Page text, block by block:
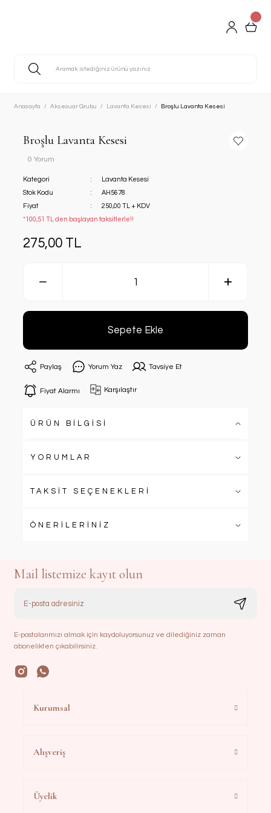
Anasayfa Aksesuar Grubu Lavanta Kesesi Broşlu Lavanta Kesesi
Broşlu Lavanta Kesesi
0 Yorum
Kategori
Lavanta Kesesi
Stok Kodu
AH5678
Fiyat
250,00 TL + KDV
*100,51 TL den başlayan taksitlerle!!
275,00 TL
Sepete Ekle
Paylaş Yorum Yaz Tavsiye Et
Fiyat Alarmı Karşılaştır
ÜRÜN BİLGİSİ
YORUMLAR
TAKSİT SEÇENEKLERİ
ÖNERİLERİNİZ
Mail listemize kayıt olun
E-postalarımızı almak için kaydoluyorsunuz ve dilediğiniz zaman
abonelikten çıkabilirsiniz.
Kurumsal
Alışveriş
Üyelik